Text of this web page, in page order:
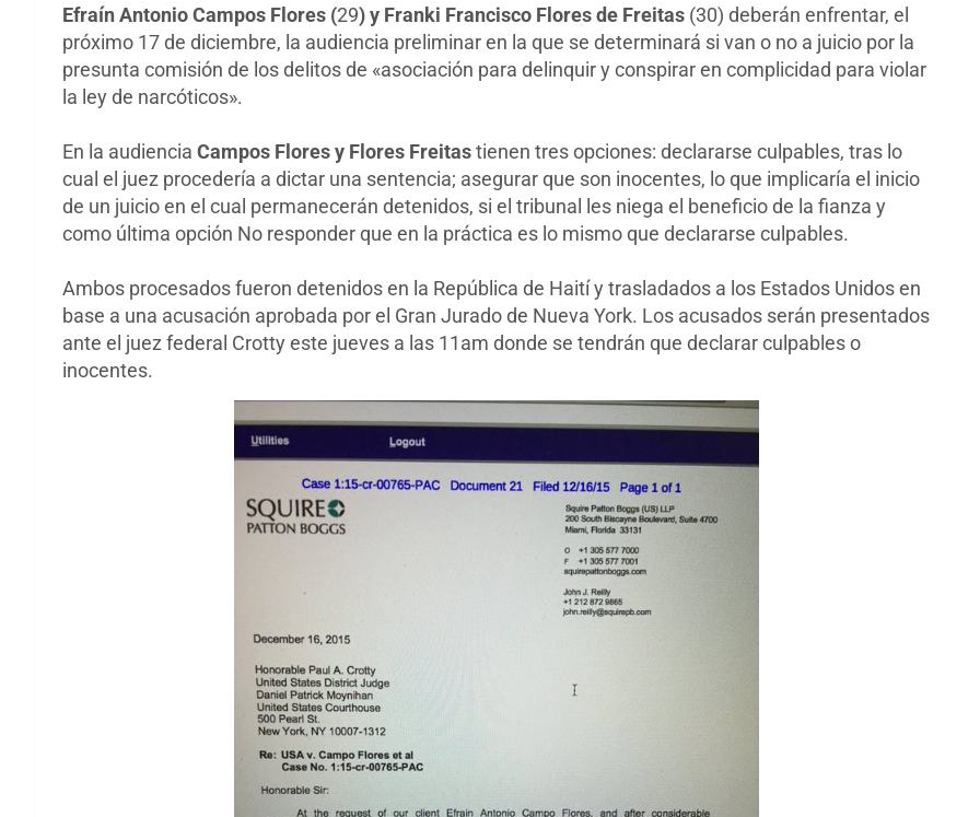
Efraín Antonio Campos Flores (29) y Franki Francisco Flores de Freitas (30) deberán enfrentar, el
próximo 17 de diciembre, la audiencia preliminar en la que se determinará si van o no a juicio por la
presunta comisión de los delitos de «asociación para delinquir y conspirar en complicidad para violar
la ley de narcóticos».
En la audiencia Campos Flores y Flores Freitastienen tres opciones: declararse culpables, tras lo
cual el juez procedería a dictar una sentencia; asegurar que son inocentes, lo que implicaría el inicio
de un juicio en el cual permanecerán detenidos, si el tribunal les niega el beneficio de la fianza y
como última opción No responder que en la práctica es lo mismo que declararse culpables.
Ambos procesados fueron detenidos en la República de Haití y trasladados a los Estados Unidos en
base a una acusación aprobada por el Gran Jurado de Nueva York. Los acusados serán presentados
ante el juez federal Crotty este jueves a las 11am donde se tendrán que declarar culpables o
inocentes.